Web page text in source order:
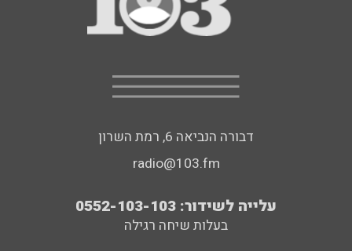
דבורה הנביאה 6, רמת השרון
radio@103.fm
עלייה לשידור: 0552-103-103
בעלות שיחה רגילה